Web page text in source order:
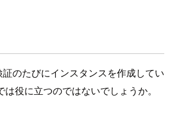
のたびにインスタンスを作成してい
役に立つのではないでしょうか。